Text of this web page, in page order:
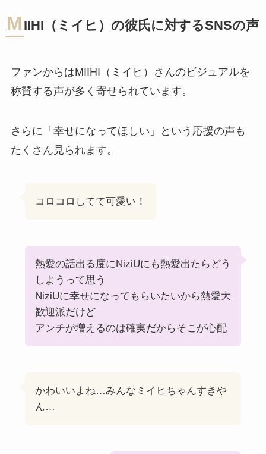
M IIHI（ミイヒ）の彼氏に対するSNSの声
ファンからはMIIHI（ミイヒ）さんのビジュアルを
称賛する声が多く寄せられています。
さらに「幸せになってほしい」という応援の声も
たくさん見られます。
コロコロしてて可愛い！
熱愛の話出る度にNiziUにも熱愛出たらどう
しようって思う
NiziUに幸せになってもらいたいから熱愛大
歓迎派だけど
アンチが増えるのは確実だからそこが心配
かわいいよね…みんなミイヒちゃんすきや
ん…